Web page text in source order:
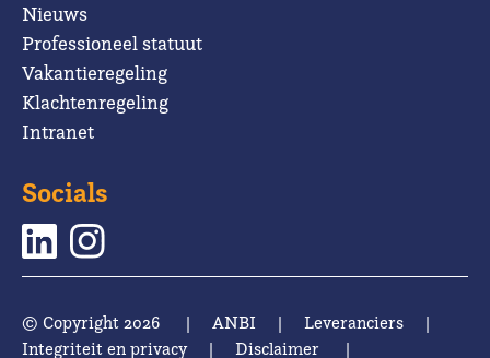
Nieuws
Professioneel statuut
Vakantieregeling
Klachtenregeling
Intranet
Socials
© Copyright 2026 | ANBI | Leveranciers
|
Integriteit en privacy
| Disclaimer |